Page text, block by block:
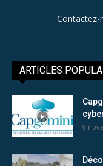
Contactez-
ARTICLES
9